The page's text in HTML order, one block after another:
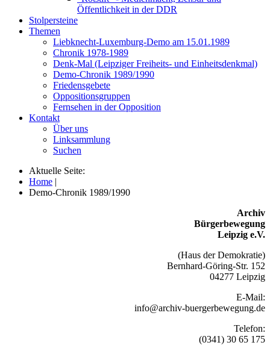
Öffentlichkeit in der DDR
Stolpersteine
Themen
Liebknecht-Luxemburg-Demo am 15.01.1989
Chronik 1978-1989
Denk-Mal (Leipziger Freiheits- und Einheitsdenkmal)
Demo-Chronik 1989/1990
Friedensgebete
Oppositionsgruppen
Fernsehen in der Opposition
Kontakt
Über uns
Linksammlung
Suchen
Aktuelle Seite:
Home |
Demo-Chronik 1989/1990
Archiv
Bürgerbewegung
Leipzig e.V.
(Haus der Demokratie)
Bernhard-Göring-Str. 152
04277 Leipzig
E-Mail:
info@archiv-buergerbewegung.de
Telefon:
(0341) 30 65 175